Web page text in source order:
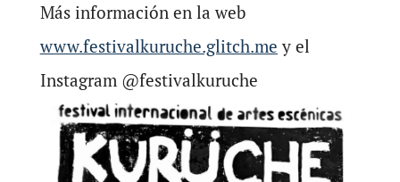
Más información en la web
www.festivalkuruche.glitch.me y el
Instagram @festivalkuruche